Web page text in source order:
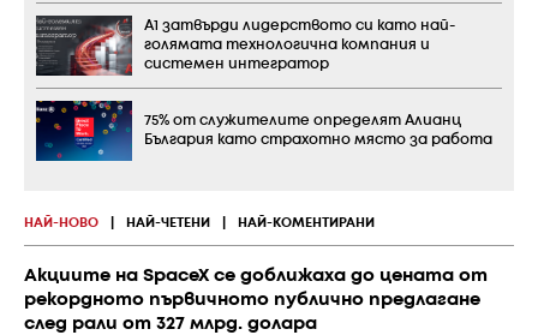
НАЙ-НОВО НАЙ-ЧЕТЕНИ НАЙ-КОМЕНТИРАНИ
Акциите на SpaceX се доближаха до цената от
рекордното първичното публично предлагане
след рали от 327 млрд. долара
А1 затвърди лидерството си като най-
голямата технологична компания и
системен интегратор
75% от служителите определят Алианц
България като страхотно място за работа